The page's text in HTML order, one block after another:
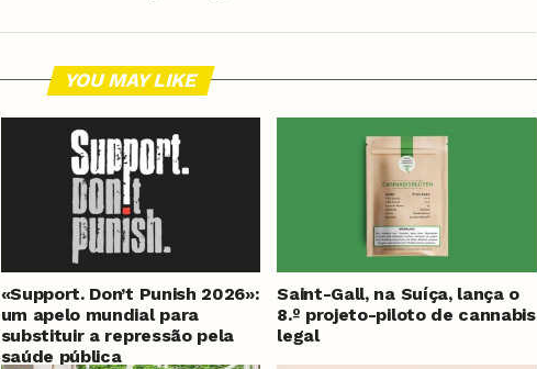
YOU MAY LIKE
«Support. Don’t Punish 2026»:
um apelo mundial para
substituir a repressão pela
saúde pública
Saint-Gall, na Suíça, lança o
8.º projeto-piloto de cannabis
legal